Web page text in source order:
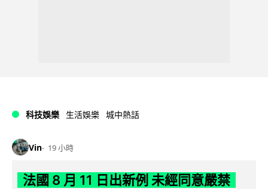
科技娛樂 生活娛樂 城中熱話
Vin 19 小時
法國 8 月 11 日出新例 未經同意嚴禁